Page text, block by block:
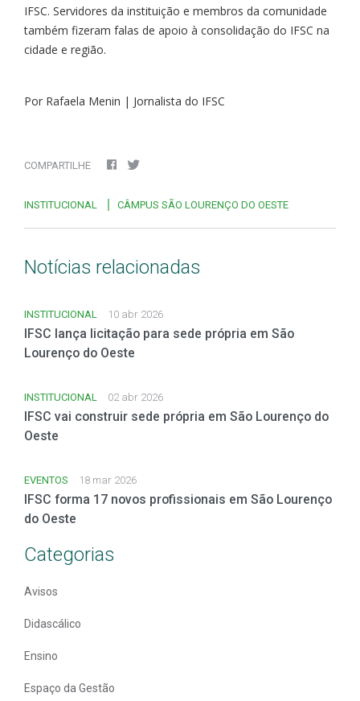
IFSC. Servidores da instituição e membros da comunidade
também fizeram falas de apoio à consolidação do IFSC na
cidade e região.
Por Rafaela Menin | Jornalista do IFSC
COMPARTILHE
INSTITUCIONAL CÂMPUS SÃO LOURENÇO DO OESTE
Notícias relacionadas
INSTITUCIONAL 10 abr 2026
IFSC lança licitação para sede própria em São
Lourenço do Oeste
INSTITUCIONAL 02 abr 2026
IFSC vai construir sede própria em São Lourenço do
Oeste
EVENTOS 18 mar 2026
IFSC forma 17 novos profissionais em São Lourenço
do Oeste
Categorias
Avisos
Didascálico
Ensino
Espaço da Gestão